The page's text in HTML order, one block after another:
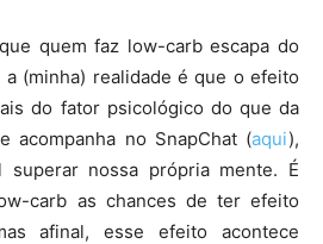
quem faz low-carb escapa do
(minha) realidade é que o efeito
do fator psicológico do que da
acompanha no SnapChat (aqui),
nossa própria mente. É
carb as chances de ter efeito
afinal, esse efeito acontece